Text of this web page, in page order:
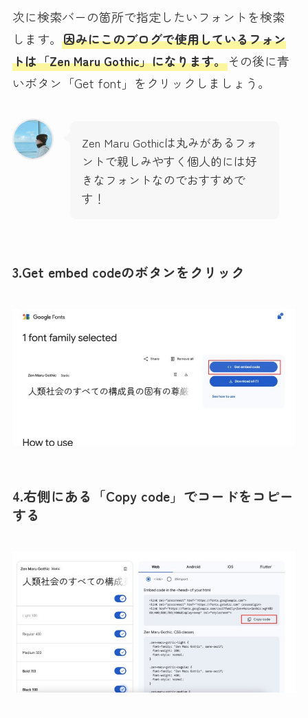
次に検索バーの箇所で指定したいフォントを検索
します。 因みにこのブログで使用しているフォン
トは「Zen Maru Gothic」になります。その後に青
いボタン「Get font」をクリックしましょう。
Zen Maru Gothicは丸みがあるフォ
ントで親しみやすく個人的には好
きなフォントなのでおすすめで
す！
3.Get embed codeのボタンをクリック
4.右側にある「Copy code」でコードをコピー
する